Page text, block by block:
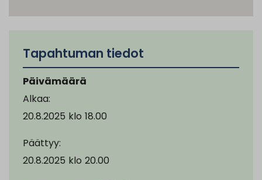
Tapahtuman tiedot
Päivämäärä
Alkaa:
20.8.2025 klo 18.00
Päättyy:
20.8.2025 klo 20.00